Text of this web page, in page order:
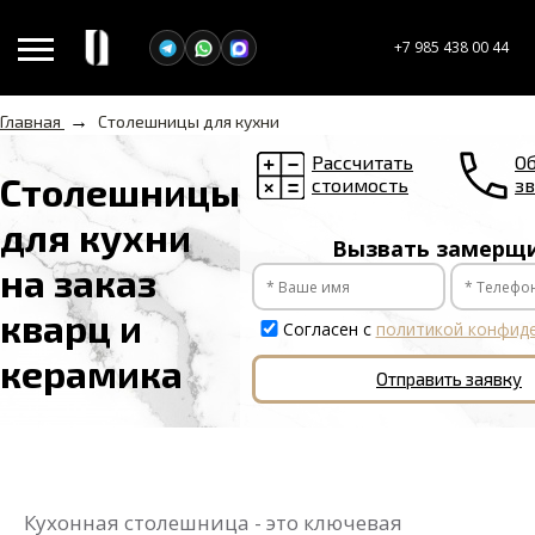
+7 985 438 00 44
Главная → Столешницы для кухни
Столешницы
для кухни
на заказ
кварц и
керамика
Рассчитать
стоимость
Вызвать
Согласен с политикой
Отправить заявку
Кухонная столешница - это ключевая